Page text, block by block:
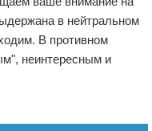
в нейтральном
В противном
неинтересным и